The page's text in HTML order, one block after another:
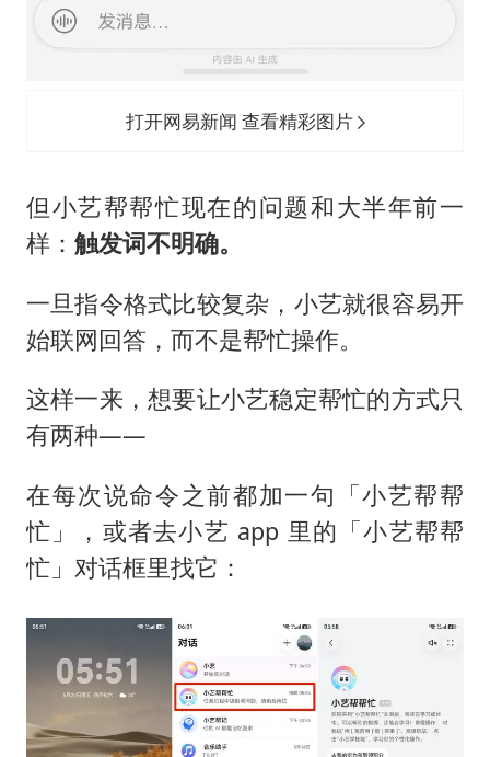
打开网易新闻 查看精彩图片
但小艺帮帮忙现在的问题和大半年前一
样： 触发词不明确。
一旦指令格式比较复杂，小艺就很容易开
始联网回答，而不是帮忙操作。
这样一来，想要让小艺稳定帮忙的方式只
有两种——
在每次说命令之前都加一句「小艺帮帮
忙」，或者去小艺 app 里的「小艺帮帮
忙」对话框里找它：